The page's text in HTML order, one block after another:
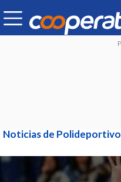
Noticias de Polideportivo